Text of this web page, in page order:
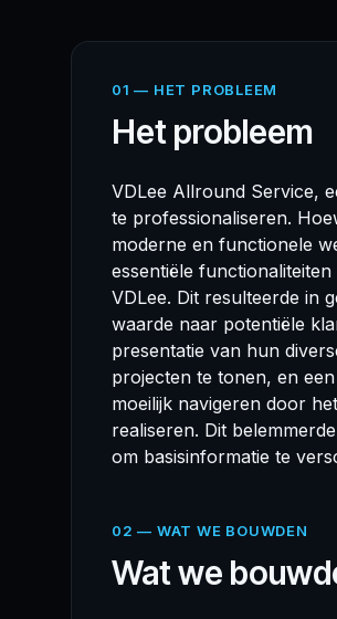
01 — HET PROBLEEM
Het probleem
VDLee Allround Service,
te professionaliseren.
moderne en functionele
essentiële
VDLee. Dit resulteerde in
waarde naar potentiële
presentatie van hun
projecten te tonen, en
moeilijk navigeren door
realiseren. Dit
om basisinformatie te
02 — WAT WE BOUWDEN
Wat we